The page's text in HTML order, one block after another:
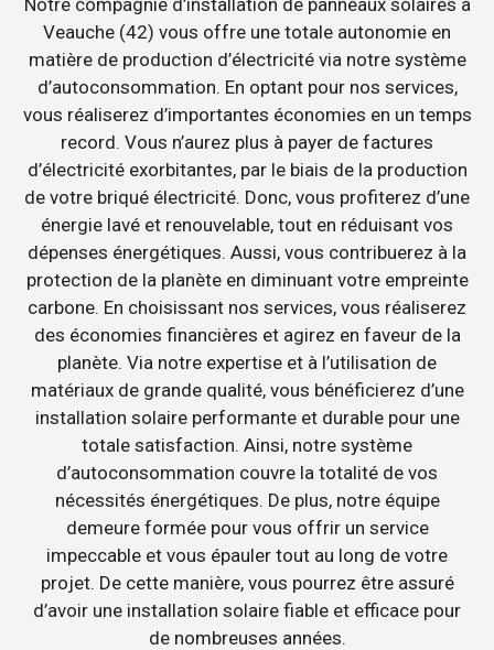
Veauche (42) vous offre une totale autonomie en
matière de production d’électricité via notre système
d’autoconsommation. En optant pour nos services,
vous réaliserez d’importantes économies en un temps
record. Vous n’aurez plus à payer de factures
d’électricité exorbitantes, par le biais de la production
de votre briqué électricité. Donc, vous profiterez d’une
énergie lavé et renouvelable, tout en réduisant vos
dépenses énergétiques. Aussi, vous contribuerez à la
protection de la planète en diminuant votre empreinte
carbone. En choisissant nos services, vous réaliserez
des économies financières et agirez en faveur de la
planète. Via notre expertise et à l’utilisation de
matériaux de grande qualité, vous bénéficierez d’une
installation solaire performante et durable pour une
totale satisfaction. Ainsi, notre système
d’autoconsommation couvre la totalité de vos
nécessités énergétiques. De plus, notre équipe
demeure formée pour vous offrir un service
impeccable et vous épauler tout au long de votre
projet. De cette manière, vous pourrez être assuré
d’avoir une installation solaire fiable et efficace pour
de nombreuses années.